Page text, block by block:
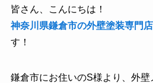
皆さん、こんにちは！
神奈川県鎌倉市の外壁塗装専門
す！
鎌倉市にお住いのS様より、外